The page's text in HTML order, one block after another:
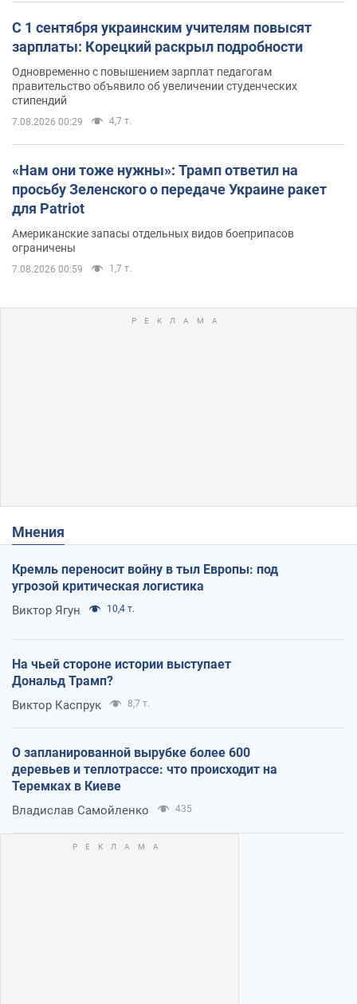
С 1 сентября украинским учителям повысят
зарплаты: Корецкий раскрыл подробности
Одновременно с повышением зарплат педагогам
правительство объявило об увеличении студенческих
стипендий
7.08.2026 00:29 4,7 т.
«Нам они тоже нужны»: Трамп ответил на
просьбу Зеленского о передаче Украине ракет
для Patriot
Американские запасы отдельных видов боеприпасов
ограничены
7.08.2026 00:59 1,7 т.
Мнения
Кремль переносит войну в тыл Европы: под
угрозой критическая логистика
Виктор Ягун 10,4 т.
На чьей стороне истории выступает
Дональд Трамп?
Виктор Каспрук 8,7 т.
О запланированной вырубке более 600
деревьев и теплотрассе: что происходит на
Теремках в Киеве
Владислав Самойленко 435